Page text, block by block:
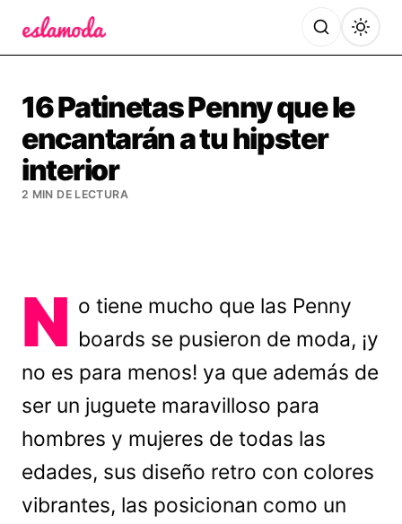
16 Patinetas Penny que le
encantarán a tu hipster
interior
2 MIN DE LECTURA
N o tiene mucho que las Penny
boards se pusieron de moda, ¡y
no es para menos! ya que además de
ser un juguete maravilloso para
hombres y mujeres de todas las
edades, sus diseño retro con colores
vibrantes, las posicionan como un